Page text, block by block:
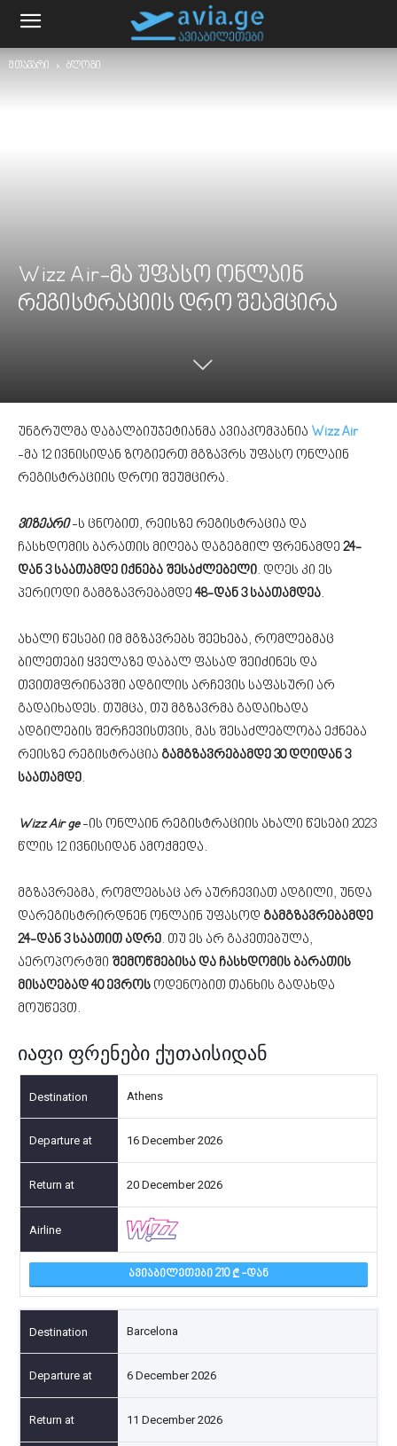
მთავარი ბლოგი
Wizz Air-მა უფასო ონლაინ
რეგისტრაციის დრო შეამცირა
უნგრულმა დაბალბიუჯეტიანმა ავიაკომპანია Wizz Air
-მა 12 ივნისიდან ზოგიერთ მგზავრს უფასო ონლაინ
რეგისტრაციის დროი შეუმცირა.
ვიზეარი -ს ცნობით, რეისზე რეგისტრაცია და
ჩასხდომის ბარათის მიღება დაგეგმილ ფრენამდე 24-
დან 3 საათამდე იქნება შესაძლებელი. დღეს კი ეს
პერიოდი გამგზავრებამდე 48-დან 3 საათამდეა.
ახალი წესები იმ მგზავრებს შეეხება, რომლებმაც
ბილეთები ყველაზე დაბალ ფასად შეიძინეს და
თვითმფრინავში ადგილის არჩევის საფასური არ
გადაიხადეს. თუმცა, თუ მგზავრმა გადაიხადა
ადგილების შერჩევისთვის, მას შესაძლებლობა ექნება
რეისზე რეგისტრაცია გამგზავრებამდე 30 დღიდან 3
საათამდე.
Wizz Air ge-ის ონლაინ რეგისტრაციის ახალი წესები 2023
წლის 12 ივნისიდან ამოქმედა.
მგზავრებმა, რომლებსაც არ აურჩევიათ ადგილი, უნდა
დარეგისტრირდნენ ონლაინ უფასოდ გამგზავრებამდე
24-დან 3 საათით ადრე. თუ ეს არ გაკეთებულა,
აეროპორტში შემოწმებისა და ჩასხდომის ბარათის
მისაღებად 40 ევროს ოდენობით თანხის გადახდა
მოუწევთ.
იაფი ფრენები ქუთაისიდან
Athens
16 December 2026
20 December 2026
ᲐᲕᲘᲐᲑᲘᲚᲔᲗᲔᲑᲘ 210 -ᲓᲐᲜ
Barcelona
6 December 2026
11 December 2026